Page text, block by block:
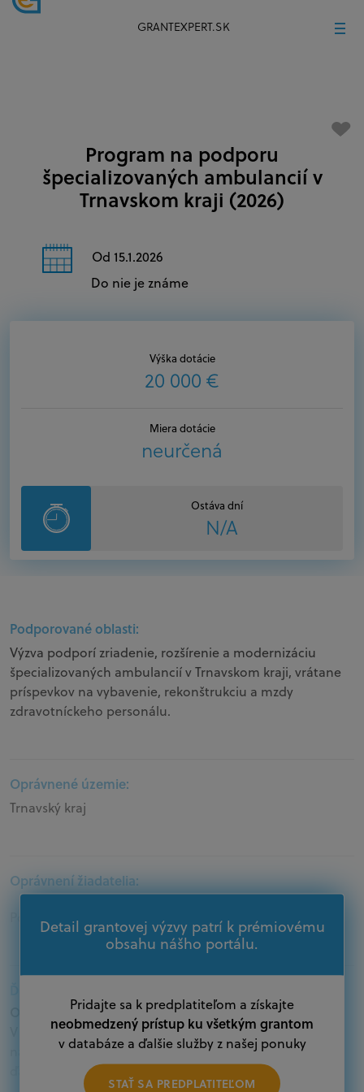
GRANTEXPERT.SK
Výška dotácie
20 000 €
Miera dotácie
neurčená
Ostáva dní
N/A
Program na podporu
špecializovaných ambulancií v
Trnavskom kraji (2026)
Od 15.1.2026
Do nie je známe
Podporované oblasti:
Výzva podporí zriadenie, rozšírenie a modernizáciu
špecializovaných ambulancií v Trnavskom kraji, vrátane
príspevkov na vybavenie, rekonštrukciu a mzdy
zdravotníckeho personálu.
Oprávnené územie:
Trnavský kraj
Oprávnení žiadatelia:
Podnikatelia
Oprávnení žiadatelia:
V databáze grantov a dotácií na portáli Grantexpert.sk
nájdete aktuálne výzvy z eurofondov, plánu obnovy a
ďalších zdrojov.
Detail grantovej výzvy patrí k prémiovému
obsahu nášho portálu.
Pridajte sa k predplatiteľom a získajte
neobmedzený prístup ku všetkým grantom
v databáze a ďalšie služby z našej ponuky
STAŤ SA PREDPLATITEĽOM